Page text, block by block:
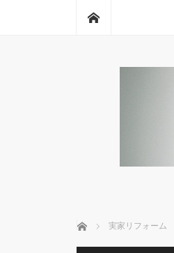
ホーム 実家リフォーム